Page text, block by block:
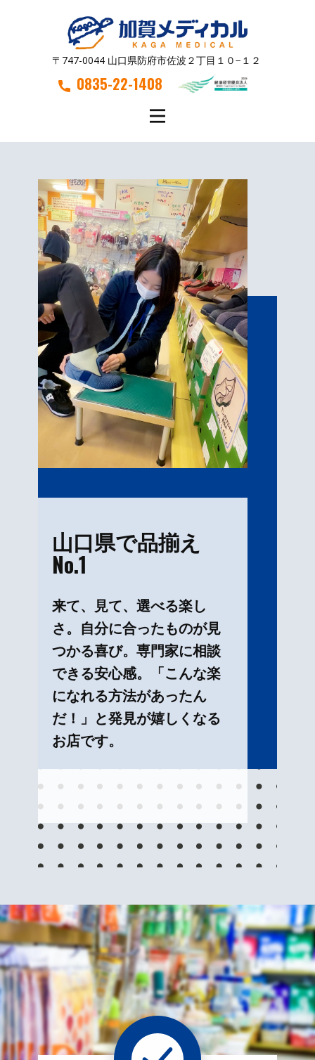
〒747-0044 山口県防府市佐波２丁目１０−１２
0835-22-1408
山口県で品揃え
No.1
来て、見て、選べる楽し
さ。自分に合ったものが見
つかる喜び。専門家に相談
できる安心感。「こんな楽
になれる方法があったん
だ！」と発見が嬉しくなる
お店です。